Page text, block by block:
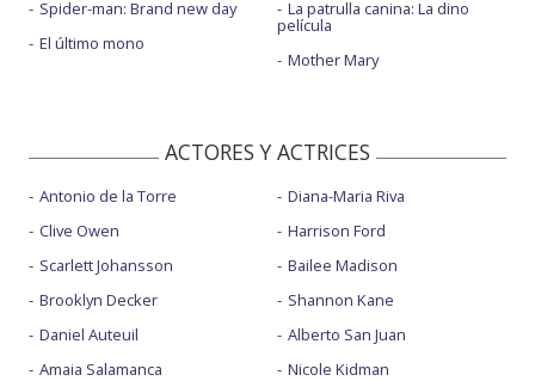
Spider-man: Brand new day
El último mono
La patrulla canina: La dino
película
Mother Mary
ACTORES Y ACTRICES
Antonio de la Torre
Clive Owen
Scarlett Johansson
Brooklyn Decker
Daniel Auteuil
Amaia Salamanca
Diana-Maria Riva
Harrison Ford
Bailee Madison
Shannon Kane
Alberto San Juan
Nicole Kidman